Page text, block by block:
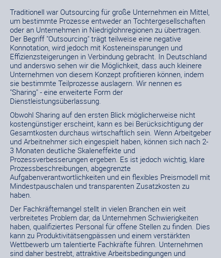
Traditionell war Outsourcing für große Unternehmen ein Mittel,
um bestimmte Prozesse entweder an Tochtergesellschaften
oder an Unternehmen in Niedriglohnregionen zu übertragen.
Der Begriff "Outsourcing" trägt teilweise eine negative
Konnotation, wird jedoch mit Kosteneinsparungen und
Effizienzsteigerungen in Verbindung gebracht. In Deutschland
und anderswo sehen wir die Möglichkeit, dass auch kleinere
Unternehmen von diesem Konzept profitieren können, indem
sie bestimmte Teilprozesse auslagern. Wir nennen es
"Sharing" - eine erweiterte Form der
Dienstleistungsüberlassung.
Obwohl Sharing auf den ersten Blick möglicherweise nicht
kostengünstiger erscheint, kann es bei Berücksichtigung der
Gesamtkosten durchaus wirtschaftlich sein. Wenn Arbeitgeber
und Arbeitnehmer sich eingespielt haben, können sich nach 2-
3 Monaten deutliche Skaleneffekte und
Prozessverbesserungen ergeben. Es ist jedoch wichtig, klare
Prozessbeschreibungen, abgegrenzte
Aufgabenverantwortlichkeiten und ein flexibles Preismodell mit
Mindestpauschalen und transparenten Zusatzkosten zu
haben.
Der Fachkräftemangel stellt in vielen Branchen ein weit
verbreitetes Problem dar, da Unternehmen Schwierigkeiten
haben, qualifiziertes Personal für offene Stellen zu finden. Dies
kann zu Produktivitätsengpässen und einem verstärkten
Wettbewerb um talentierte Fachkräfte führen. Unternehmen
sind daher bestrebt, attraktive Arbeitsbedingungen und